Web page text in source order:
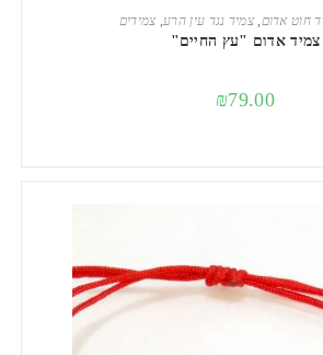
הוספה לסל
חוט אדום,צמיד נגד עין הרע,צמידים
צמיד אדום "עץ החיים"
₪79.00